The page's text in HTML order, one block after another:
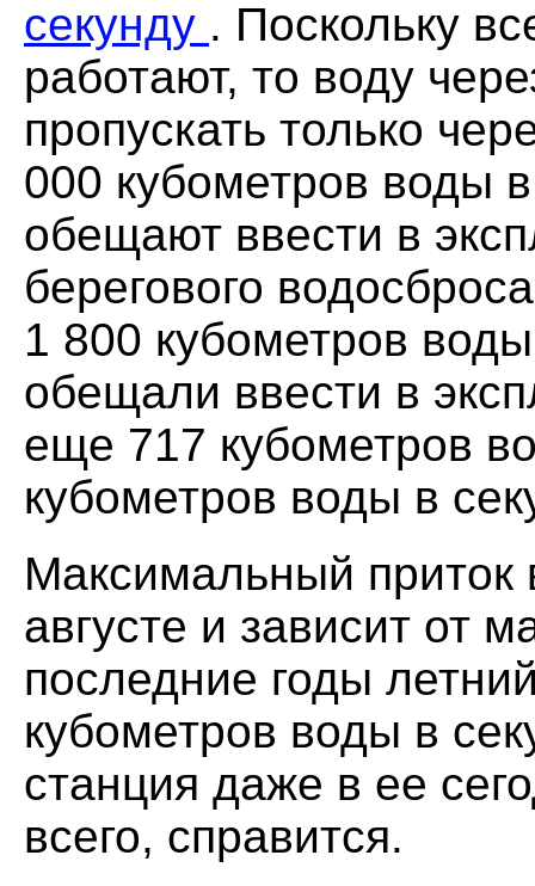
секунду . Поскольку
работают, то воду
пропускать только
000 кубометров воды
обещают ввести в
берегового
1 800 кубометров
обещали ввести в
еще 717 кубометров
кубометров воды в
Максимальный приток
августе и зависит от
последние годы
кубометров воды в
станция даже в ее
всего, справится.